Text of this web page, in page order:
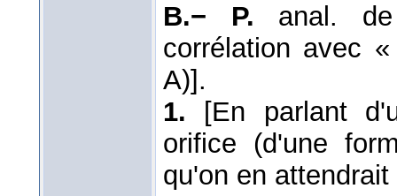
B.− P.
anal.
corrélation avec
A)].
1.
[En parlant
orifice (d'une
qu'on en attendrait